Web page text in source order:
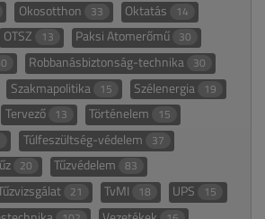
Okosotthon 33 Oktatás 14
OTSZ 13 Paksi Atomerőmű 30
Robbanásbiztonság-technika 30
Szakmapolitika 15 Szélenergia 19
Tervező 13 Történelem 15
Túlfeszültség-védelem 37
20 Tűzvédelem 83
21 TvMI 18 UPS 15